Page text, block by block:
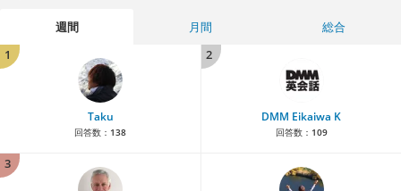
週間 月間
総合
1
Taku
回答数： 138
2
DMM Eikaiwa K
回答数： 109
3